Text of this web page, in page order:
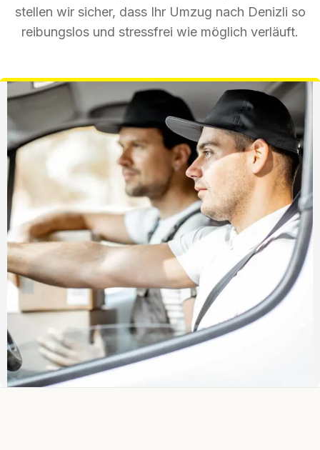
stellen wir sicher, dass Ihr Umzug nach Denizli so
reibungslos und stressfrei wie möglich verläuft.